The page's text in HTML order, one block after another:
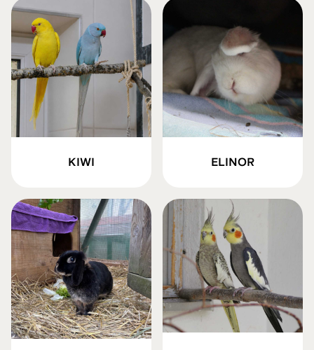
KIWI ELINOR